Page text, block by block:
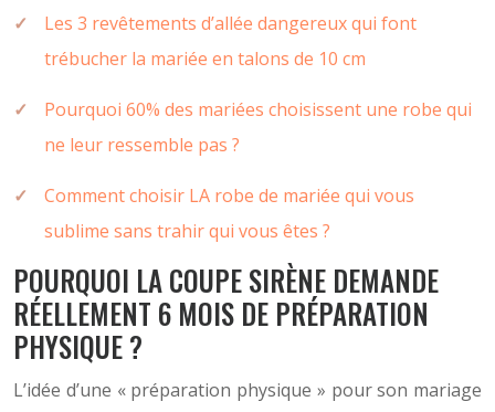
Les 3 revêtements d’allée dangereux qui font
trébucher la mariée en talons de 10 cm
Pourquoi 60% des mariées choisissent une robe qui
ne leur ressemble pas ?
Comment choisir LA robe de mariée qui vous
sublime sans trahir qui vous êtes ?
POURQUOI LA COUPE SIRÈNE DEMANDE
RÉELLEMENT 6 MOIS DE PRÉPARATION
PHYSIQUE ?
L’idée d’une « préparation physique » pour son mariage